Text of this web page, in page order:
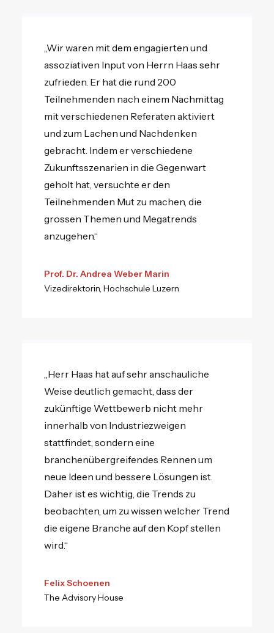
„Wir waren mit dem engagierten und
assoziativen Input von Herrn Haas sehr
zufrieden. Er hat die rund 200
Teilnehmenden nach einem Nachmittag
mit verschiedenen Referaten aktiviert
und zum Lachen und Nachdenken
gebracht. Indem er verschiedene
Zukunftsszenarien in die Gegenwart
geholt hat, versuchte er den
Teilnehmenden Mut zu machen, die
grossen Themen und Megatrends
anzugehen.“
Prof. Dr. Andrea Weber Marin
Vizedirektorin, Hochschule Luzern
„Herr Haas hat auf sehr anschauliche
Weise deutlich gemacht, dass der
zukünftige Wettbewerb nicht mehr
innerhalb von Industriezweigen
stattfindet, sondern eine
branchenübergreifendes Rennen um
neue Ideen und bessere Lösungen ist.
Daher ist es wichtig, die Trends zu
beobachten, um zu wissen welcher Trend
die eigene Branche auf den Kopf stellen
wird.“
Felix Schoenen
The Advisory House